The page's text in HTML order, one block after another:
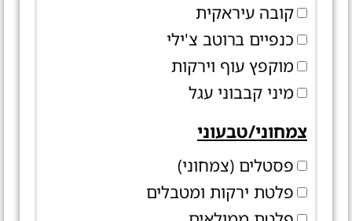
קובה עיראקית
כנפיים ברוטב צ'ילי
מוקפץ עוף וירקות
מיני קבבוני עגל
צמחוני/טבעוני
פסטלים (צמחוני)
פלטת ירקות ומטבלים